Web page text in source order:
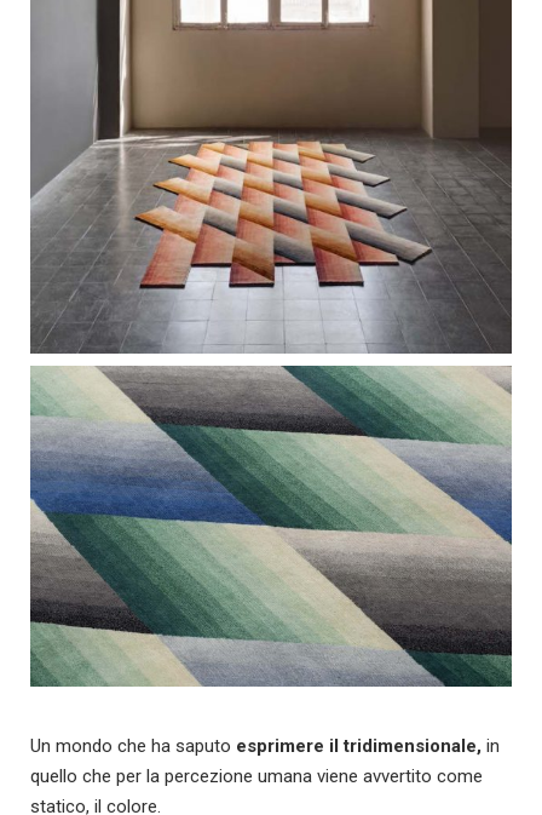
Un mondo che ha saputo esprimere il tridimensionale, in
quello che per la percezione umana viene avvertito come
statico, il colore.